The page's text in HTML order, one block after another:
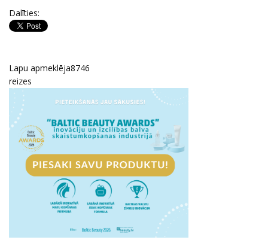
Dalīties:
Lapu apmeklēja8746
reizes